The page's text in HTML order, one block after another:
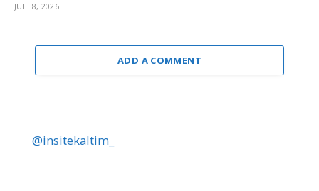
JULI 8, 2026
ADD A COMMENT
@insitekaltim_